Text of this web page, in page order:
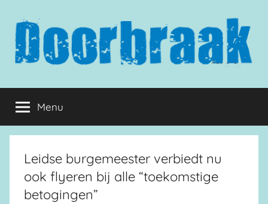
inhoud
springen
Doorbraak.eu
Menu
Leidse burgemeester verbiedt nu
ook flyeren bij alle “toekomstige
betogingen”